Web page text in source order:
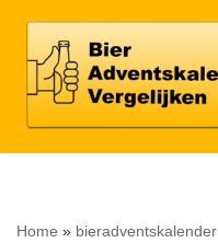
Meteen
naar
Home » bieradventskalender